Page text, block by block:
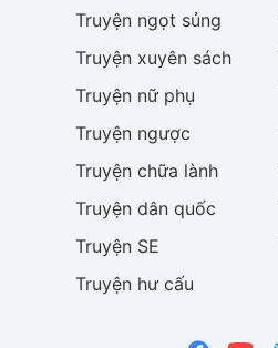
Truyện ngọt sủng
Truyện xuyên sách
Truyện nữ phụ
Truyện ngược
Truyện chữa lành
Truyện dân quốc
Truyện SE
Truyện hư cấu